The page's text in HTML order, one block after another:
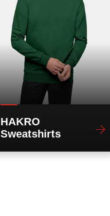
HAKRO
Sweatshirts